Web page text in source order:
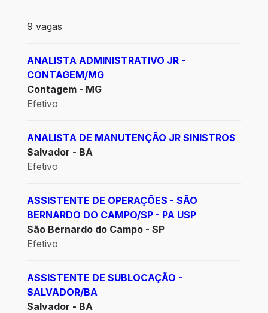
9 vagas encontradas para 0 filtros aplicados
9 vagas
ANALISTA ADMINISTRATIVO JR -
CONTAGEM/MG
Contagem - MG
Efetivo
ANALISTA DE MANUTENÇÃO JR SINISTROS
Salvador - BA
Efetivo
ASSISTENTE DE OPERAÇÕES - SÃO
BERNARDO DO CAMPO/SP - PA USP
São Bernardo do Campo - SP
Efetivo
ASSISTENTE DE SUBLOCAÇÃO -
SALVADOR/BA
Salvador - BA